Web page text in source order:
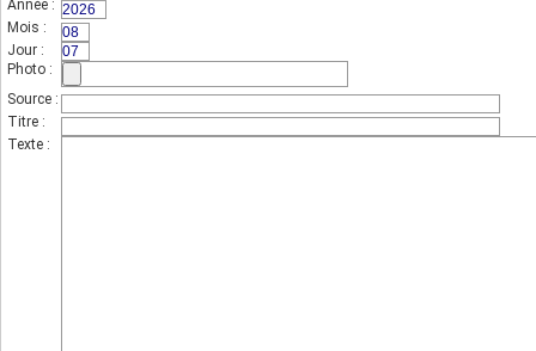
Année :
Mois :
Jour :
Photo :
Source :
Titre :
Texte :